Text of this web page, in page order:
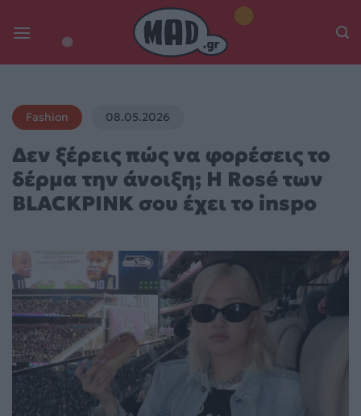
Fashion 08.05.2026
Δεν ξέρεις πώς να φορέσεις το
δέρμα την άνοιξη; Η Rosé των
BLACKPINK σου έχει το inspo